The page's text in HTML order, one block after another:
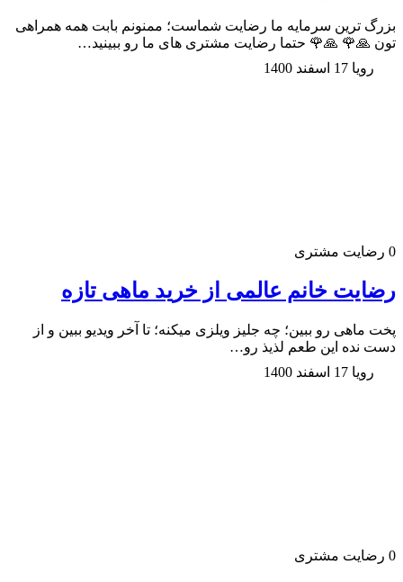
بزرگ ترین سرمایه ما رضایت شماست؛ ممنونم بابت همه همراهی
تون 🙏🌹 🙏🌹 حتما رضایت مشتری های ما رو ببینید…
رویا 17 اسفند 1400
0 رضایت مشتری
رضایت خانم عالمی از خرید ماهی تازه
پخت ماهی رو ببین؛ چه جلیز ویلزی میکنه؛ تا آخر ویدیو ببین و از
دست نده این طعم لذیذ رو…
رویا 17 اسفند 1400
0 رضایت مشتری